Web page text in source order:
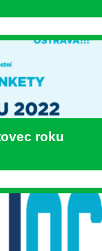
roku